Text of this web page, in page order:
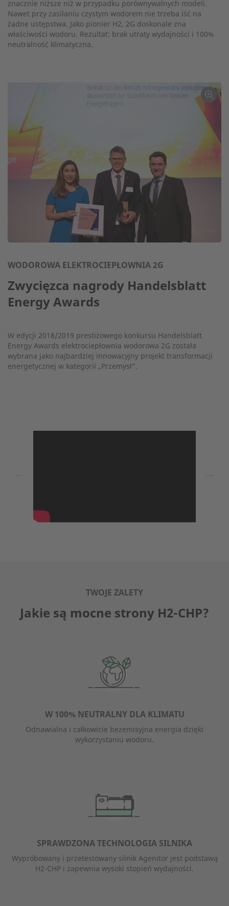
znacznie niższe niż w przypadku porównywalnych modeli.
Nawet przy zasilaniu czystym wodorem nie trzeba iść na
żadne ustępstwa. Jako pionier H2, 2G doskonale zna
właściwości wodoru. Rezultat: brak utraty wydajności i 100%
neutralność klimatyczna.
WODOROWA ELEKTROCIEPŁOWNIA 2G
Zwycięzca nagrody Handelsblatt
Energy Awards
W edycji 2018/2019 prestiżowego konkursu Handelsblatt
Energy Awards elektrociepłownia wodorowa 2G została
wybrana jako najbardziej innowacyjny projekt transformacji
energetycznej w kategorii „Przemysł”.
TWOJE ZALETY
Jakie są mocne strony H2-CHP?
W 100% NEUTRALNY DLA KLIMATU
Odnawialna i całkowicie bezemisyjna energia dzięki
wykorzystaniu wodoru.
SPRAWDZONA TECHNOLOGIA SILNIKA
Wypróbowany i przetestowany silnik Agenitor jest podstawą
H2-CHP i zapewnia wysoki stopień wydajności.